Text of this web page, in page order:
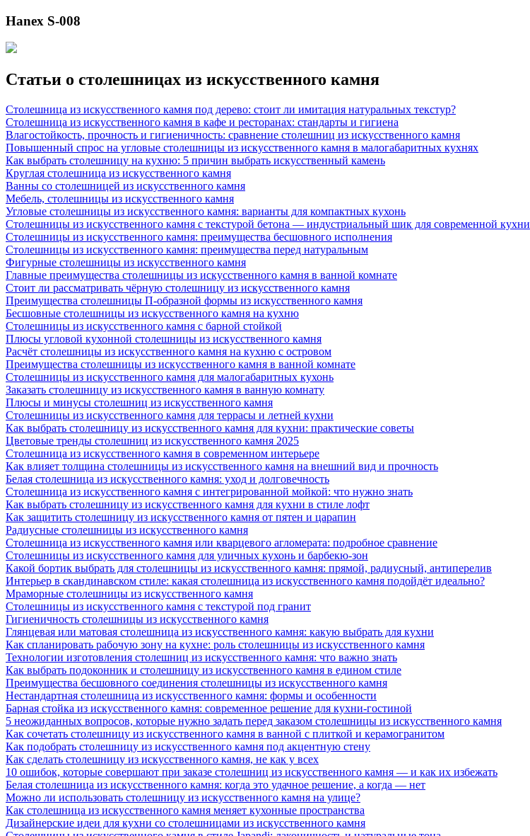
Hanex S-008
Статьи о столешницах из искусственного камня
Столешница из искусственного камня под дерево: стоит ли имитация натуральных текстур?
Столешница из искусственного камня в кафе и ресторанах: стандарты и гигиена
Влагостойкость, прочность и гигиеничность: сравнение столешниц из искусственного камня
Повышенный спрос на угловые столешницы из искусственного камня в малогабаритных кухнях
Как выбрать столешницу на кухню: 5 причин выбрать искусственный камень
Круглая столешница из искусственного камня
Ванны со столешницей из искусственного камня
Мебель, столешницы из искусственного камня
Угловые столешницы из искусственного камня: варианты для компактных кухонь
Столешницы из искусственного камня с текстурой бетона — индустриальный шик для современной кухни
Столешницы из искусственного камня: преимущества бесшовного исполнения
Столешницы из искусственного камня: преимущества перед натуральным
Фигурные столешницы из искусственного камня
Главные преимущества столешницы из искусственного камня в ванной комнате
Стоит ли рассматривать чёрную столешницу из искусственного камня
Преимущества столешницы П-образной формы из искусственного камня
Бесшовные столешницы из искусственного камня на кухню
Столешницы из искусственного камня с барной стойкой
Плюсы угловой кухонной столешницы из искусственного камня
Расчёт столешницы из искусственного камня на кухню с островом
Преимущества столешницы из искусственного камня в ванной комнате
Столешницы из искусственного камня для малогабаритных кухонь
Заказать столешницу из искусственного камня в ванную комнату
Плюсы и минусы столешниц из искусственного камня
Столешницы из искусственного камня для террасы и летней кухни
Как выбрать столешницу из искусственного камня для кухни: практические советы
Цветовые тренды столешниц из искусственного камня 2025
Столешница из искусственного камня в современном интерьере
Как влияет толщина столешницы из искусственного камня на внешний вид и прочность
Белая столешница из искусственного камня: уход и долговечность
Столешница из искусственного камня с интегрированной мойкой: что нужно знать
Как выбрать столешницу из искусственного камня для кухни в стиле лофт
Как защитить столешницу из искусственного камня от пятен и царапин
Радиусные столешницы из искусственного камня
Столешница из искусственного камня или кварцевого агломерата: подробное сравнение
Столешницы из искусственного камня для уличных кухонь и барбекю-зон
Какой бортик выбрать для столешницы из искусственного камня: прямой, радиусный, антиперелив
Интерьер в скандинавском стиле: какая столешница из искусственного камня подойдёт идеально?
Мраморные столешницы из искусственного камня
Столешницы из искусственного камня с текстурой под гранит
Гигиеничность столешницы из искусственного камня
Глянцевая или матовая столешница из искусственного камня: какую выбрать для кухни
Как спланировать рабочую зону на кухне: роль столешницы из искусственного камня
Технологии изготовления столешниц из искусственного камня: что важно знать
Как выбрать подоконник и столешницу из искусственного камня в едином стиле
Преимущества бесшовного соединения столешницы из искусственного камня
Нестандартная столешница из искусственного камня: формы и особенности
Барная стойка из искусственного камня: современное решение для кухни-гостиной
5 неожиданных вопросов, которые нужно задать перед заказом столешницы из искусственного камня
Как сочетать столешницу из искусственного камня в ванной с плиткой и керамогранитом
Как подобрать столешницу из искусственного камня под акцентную стену
Как сделать столешницу из искусственного камня, не как у всех
10 ошибок, которые совершают при заказе столешниц из искусственного камня — и как их избежать
Белая столешница из искусственного камня: когда это удачное решение, а когда — нет
Можно ли использовать столешницу из искусственного камня на улице?
Как столешница из искусственного камня меняет кухонные пространства
Дизайнерские идеи для кухни со столешницами из искусственного камня